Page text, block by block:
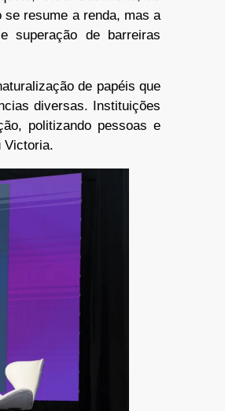
se resume a renda, mas a
superação de barreiras
de papéis que
diversas. Instituições
politizando pessoas e
Victoria.